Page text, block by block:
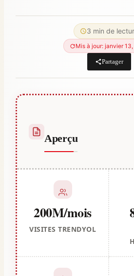
3 min de
Mis à jour: janvier
Partager
Aperçu
200M/mois
VISITES TRENDYOL